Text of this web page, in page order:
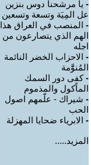
- يا مرشحنا دوس بنزين
عل المِيَة وتسعة وتسعين
- المنصب في العراق هذا
الهم الذي يتصارعون من
اجله
- الاحزاب الخضر النائمة
المُنوَََّمة
-كفى دور السمك
الماًكول والمذموم
- شيراك - علّمهم اصول
الحب
- الابرياء ضحايا المهزلة
المزيد.....